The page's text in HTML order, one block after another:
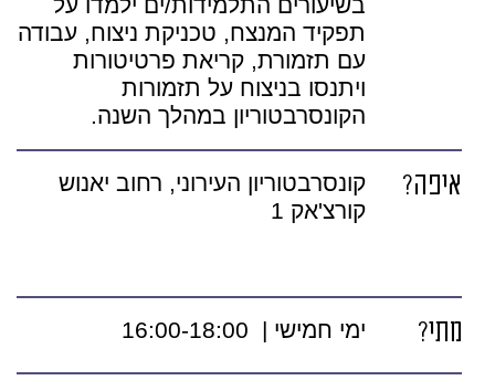
בשיעורים התלמידות/ים ילמדו על
תפקיד המנצח, טכניקת ניצוח, עבודה
עם תזמורת, קריאת פרטיטורות
ויתנסו בניצוח על תזמורות
הקונסרבטוריון במהלך השנה.
איפה?
קונסרבטוריון העירוני, רחוב יאנוש
קורצ'אק 1
מתי? ימי חמישי | 16:00-18:00